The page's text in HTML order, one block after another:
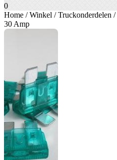
0
Home /Winkel /Truckonderdelen /
30 Amp